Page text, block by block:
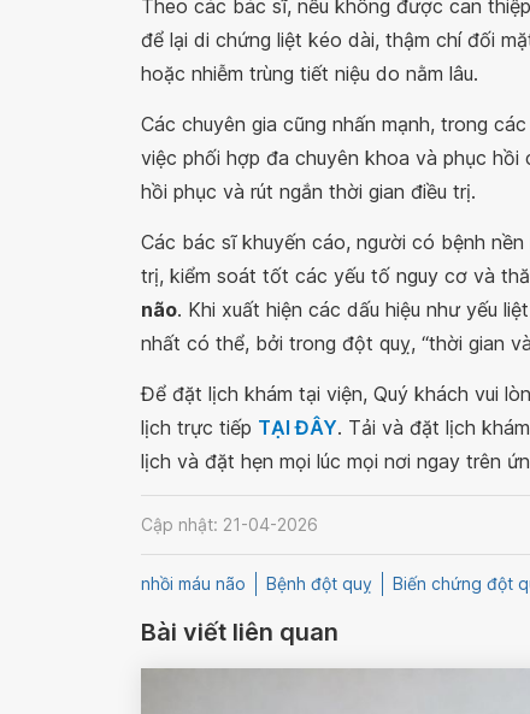
Theo các bác sĩ, nếu không được can
để lại di chứng liệt kéo dài, thậm chí đối
hoặc nhiễm trùng tiết niệu do nằm lâu.
Các chuyên gia cũng nhấn mạnh, trong
việc phối hợp đa chuyên khoa và phục
hồi phục và rút ngắn thời gian điều trị.
Các bác sĩ khuyến cáo, người có bệnh
trị, kiểm soát tốt các yếu tố nguy cơ và
não. Khi xuất hiện các dấu hiệu như yếu
nhất có thể, bởi trong đột quỵ, “thời gian
Để đặt lịch khám tại viện, Quý khách vui
lịch trực tiếp TẠI ĐÂY. Tải và đặt lịch
lịch và đặt hẹn mọi lúc mọi nơi ngay trên
Cập nhật: 21-04-2026
nhồi máu não Bệnh đột quỵ Biến chứng đột
Bài viết liên quan